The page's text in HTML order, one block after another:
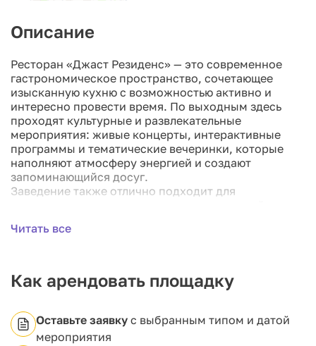
Описание
Ресторан «Джаст Резиденс» — это современное
гастрономическое пространство, сочетающее
изысканную кухню с возможностью активно и
интересно провести время. По выходным здесь
проходят культурные и развлекательные
мероприятия: живые концерты, интерактивные
программы и тематические вечеринки, которые
наполняют атмосферу энергией и создают
запоминающийся досуг.
Заведение также отлично подходит для
обеспечивает индивидуальный подход к каждому
оригинальных японских деликатесов, способных
удовлетворить даже самых требовательных
Для семей с детьми предусмотрено отдельное
детское меню, что делает «Джаст Резиденс»
Читать все
Как арендовать площадку
Оставьте заявку с выбранным типом и датой
мероприятия